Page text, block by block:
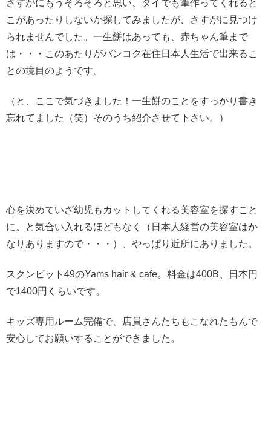
さすがにもうそろそろと思い、タイでも筆作ってくれると
こがあったりしないか探してみましたが、さすがに見つけ
られませんでした。一生餅はあっても、赤ちゃん筆まで
は・・・このあたりがバンコク在住日本人生活で出来るこ
との境目のようです。
（と、ここで気づきました！一生餅のことをすっかり書き
忘れてました（笑）そのうち紹介させて下さい。）
心を決めていざ幼児もカットしてくれる美容室を探すこと
に。と気合い入れるほどもなく（日本人経営の美容室はか
なりありますので・・・）、やっぱり近所にありました。
スクンビット49のYams hair & cafe。料金は400B、日本円
で1400円くらいです。
キッズ専用ルーム完備で、店員さんたちもこなれたもんで
安心してお願いすることができました。